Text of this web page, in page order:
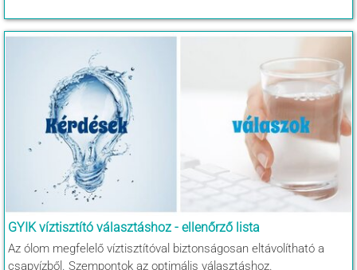
GYIK víztisztító választáshoz - ellenőrző lista
Az ólom megfelelő víztisztítóval biztonságosan eltávolítható a
csapvízből. Szempontok az optimális választáshoz.